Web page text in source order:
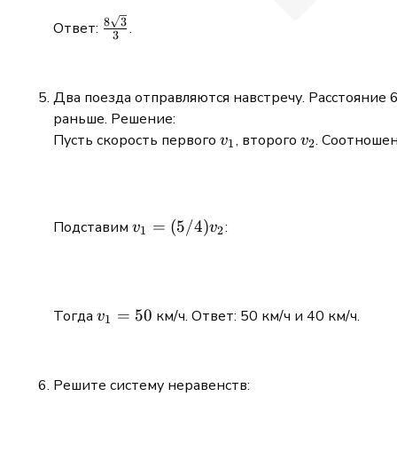
Ответ: \frac{8\sqrt{3}}
{3}
3
8 3 .
Два поезда отправляются навстречу.
раньше. Решение:
Пусть скорость первого v_1
v1, второго v_2
v2.
Подставим v_1 =
v1 = (5/4)v2:
Тогда v_1=50
v1 = 50 км/ч. Ответ: 50 км/ч и 40 км/ч.
Решите систему неравенств: